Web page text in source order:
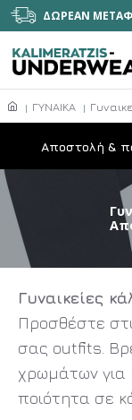
ΔΩΡΕΑΝ
ΓΥΝΑΙΚΑ
Aποστολή &
Γυναικείες
Προσθέστε
σας outfits.
χρωμάτων για
ποιότητα σε